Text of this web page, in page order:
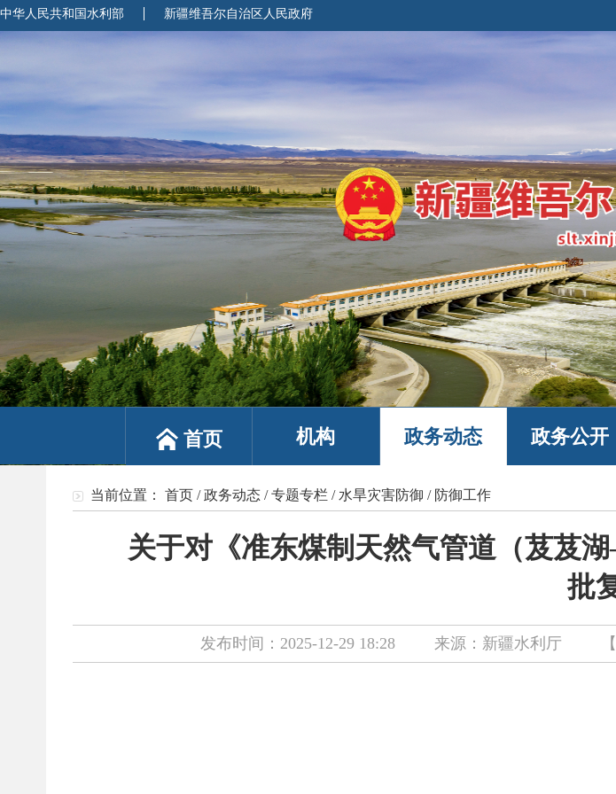
中华人民共和国水利部 新疆维吾尔自治区人民政府
首页 机构 政务动态 政务公开
当前位置： 首页 /政务动态 /专题专栏 / 水旱灾害防御 / 防御工作
关于对《准东煤制天然气管道（芨芨
批
发布时间：2025-12-29 18:28 来源：新疆水利厅 【